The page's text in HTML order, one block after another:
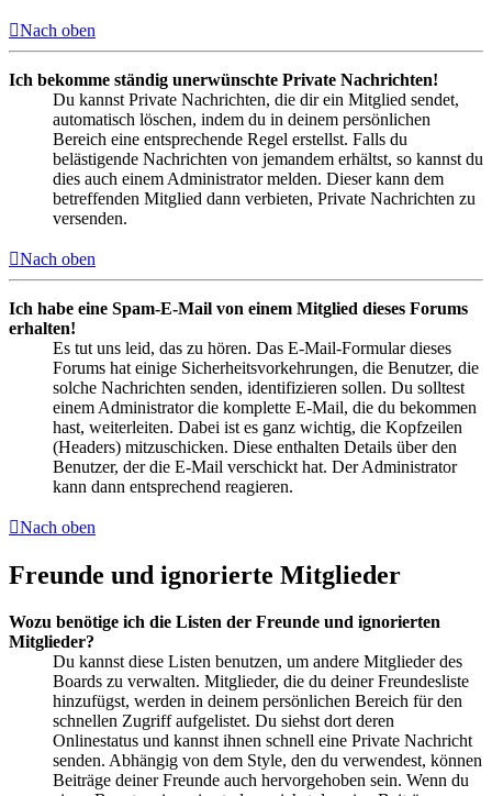
Nach oben
Ich bekomme ständig unerwünschte Private Nachrichten!
Du kannst Private Nachrichten, die dir ein Mitglied sendet,
automatisch löschen, indem du in deinem persönlichen
Bereich eine entsprechende Regel erstellst. Falls du
belästigende Nachrichten von jemandem erhältst, so kannst du
dies auch einem Administrator melden. Dieser kann dem
betreffenden Mitglied dann verbieten, Private Nachrichten zu
versenden.
Nach oben
Ich habe eine Spam-E-Mail von einem Mitglied dieses Forums
erhalten!
Es tut uns leid, das zu hören. Das E-Mail-Formular dieses
Forums hat einige Sicherheitsvorkehrungen, die Benutzer, die
solche Nachrichten senden, identifizieren sollen. Du solltest
einem Administrator die komplette E-Mail, die du bekommen
hast, weiterleiten. Dabei ist es ganz wichtig, die Kopfzeilen
(Headers) mitzuschicken. Diese enthalten Details über den
Benutzer, der die E-Mail verschickt hat. Der Administrator
kann dann entsprechend reagieren.
Nach oben
Freunde und ignorierte Mitglieder
Wozu benötige ich die Listen der Freunde und ignorierten
Mitglieder?
Du kannst diese Listen benutzen, um andere Mitglieder des
Boards zu verwalten. Mitglieder, die du deiner Freundesliste
hinzufügst, werden in deinem persönlichen Bereich für den
schnellen Zugriff aufgelistet. Du siehst dort deren
Onlinestatus und kannst ihnen schnell eine Private Nachricht
senden. Abhängig von dem Style, den du verwendest, können
Beiträge deiner Freunde auch hervorgehoben sein. Wenn du